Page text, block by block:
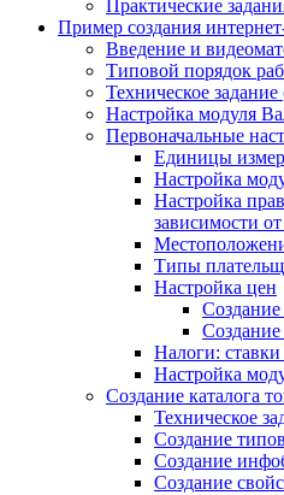
Практические
Пример создания
Введение и
Типовой порядок
Техническое
Настройка модуля
Первоначальные
Единицы
Настройка
Настройка
зависимости от
Типы
Настройка цен
Налоги:
Настройка
Создание каталога
Техническое
Создание
Создание
Создание